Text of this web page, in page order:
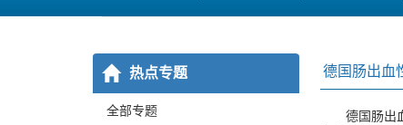
热点专题
全部专题
德国肠出血
德国肠出血